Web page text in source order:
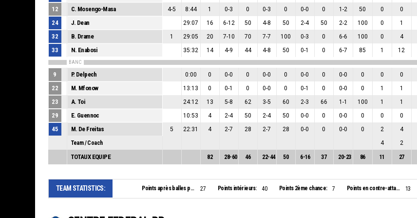
12 C. Mosengo-Masa 4-5 8:44 1 0-3 0 0-3 0 0-0 0 1 -2 50 0 0
24 J. Dean 29:07 16 6-12 50 4-8 50 2-4 50 2-2 100 0 1
32 B. Drame 1 29:05 20 7-10 70 7-7 100 0-3 0 6-6 100 0 4
33 N. Enabosi 35:32 14 4-9 44 4-8 50 0-1 0 6-7 85 1 12
BANC
9 P. Delpech 0:00 0 0-0 0 0-0 0 0-0 0 0-0 0 0 0
22 M. Mfonow 13:13 0 0-1 0 0-0 0 0-1 0 0-0 0 1 1
23 A. Toi 24:12 13 5-8 62 3-5 60 2-3 66 1 -1 100 1 1
29 E. Guennoc 10:53 4 2-4 50 2-4 50 0-0 0 0-0 0 0 0
45 M. De Freitas 5 22:31 4 2-7 28 2-7 28 0-0 0 0-0 0 2 4
Team / Coach
4 2
TOTAUX EQUIPE 82 28-60 46 22-44 50 6-16 37 20-23 86 11 27
TEAM STATISTICS: Points après balles perdues: 27 Points intérieurs: 40 Points 2ème chance: 7 Points en contre-attaque: 13